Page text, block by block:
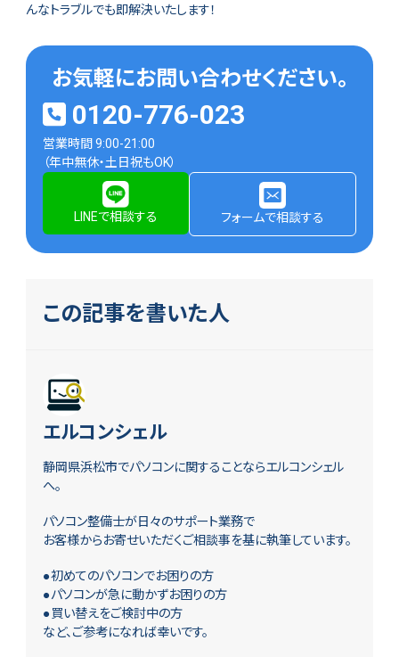
んなトラブルでも即解決いたします！
お気軽にお問い合わせください。
0120-776-023
営業時間 9:00-21:00
（年中無休・土日祝もOK）
LINEで相談する フォームで相談する
この記事を書いた人
エルコンシェル
静岡県浜松市でパソコンに関することならエルコンシェル
へ。
パソコン整備士が日々のサポート業務で
お客様からお寄せいただくご相談事を基に執筆しています。
●初めてのパソコンでお困りの方
●パソコンが急に動かずお困りの方
●買い替えをご検討中の方
など、ご参考になれば幸いです。